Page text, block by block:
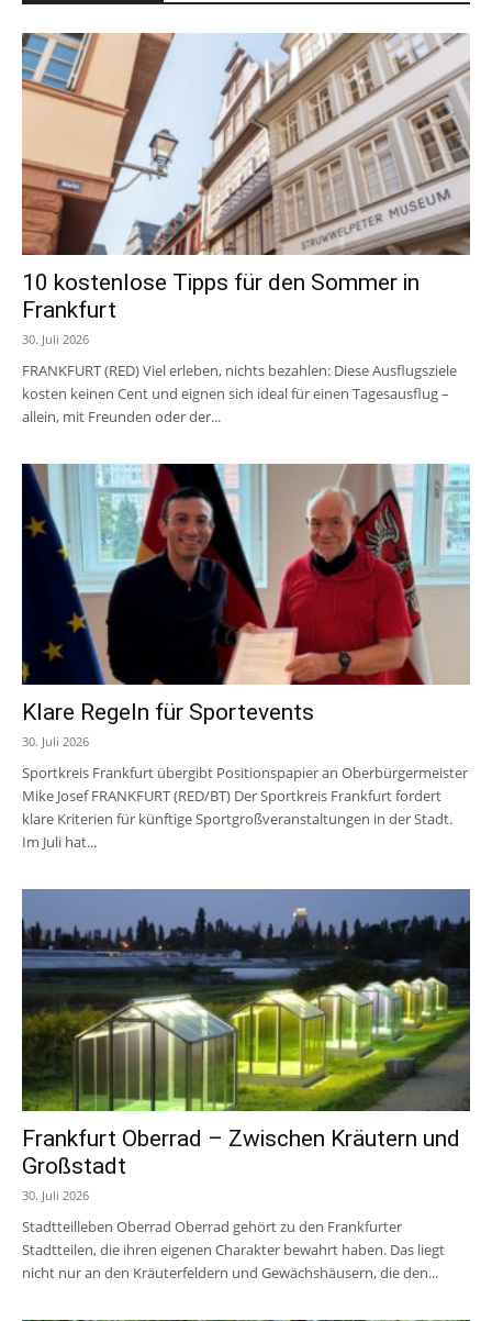
10 kostenlose Tipps für den Sommer in
Frankfurt
30. Juli 2026
FRANKFURT (RED) Viel erleben, nichts bezahlen: Diese Ausflugsziele
kosten keinen Cent und eignen sich ideal für einen Tagesausflug –
allein, mit Freunden oder der...
Klare Regeln für Sportevents
30. Juli 2026
Sportkreis Frankfurt übergibt Positionspapier an Oberbürgermeister
Mike Josef FRANKFURT (RED/BT) Der Sportkreis Frankfurt fordert
klare Kriterien für künftige Sportgroßveranstaltungen in der Stadt.
Im Juli hat...
Frankfurt Oberrad – Zwischen Kräutern und
Großstadt
30. Juli 2026
Stadtteilleben Oberrad Oberrad gehört zu den Frankfurter
Stadtteilen, die ihren eigenen Charakter bewahrt haben. Das liegt
nicht nur an den Kräuterfeldern und Gewächshäusern, die den...